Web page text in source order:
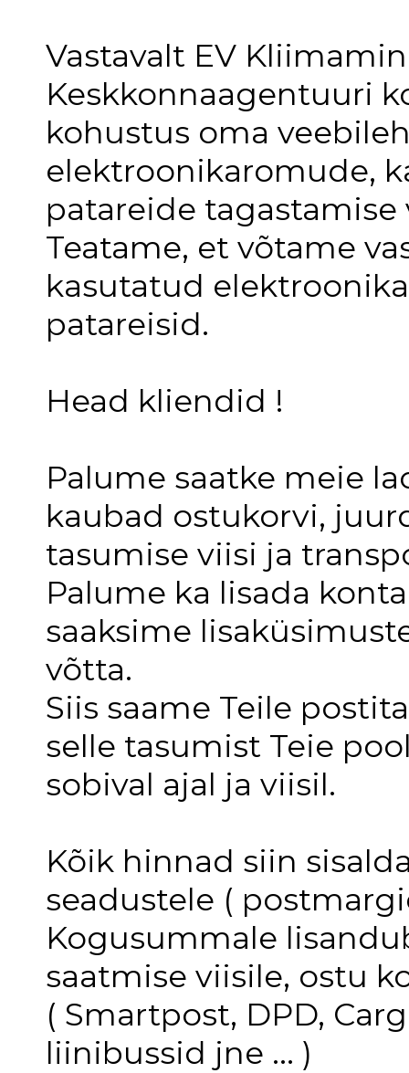
Vastavalt EV
Keskkonnaagentuuri
kohustus oma
elektroonikaromude,
patareide
Teatame, et võtame
kasutatud
patareisid.
Head kliendid !
Palume saatke meie
kaubad ostukorvi,
tasumise viisi ja
Palume ka lisada
saaksime
võtta.
Siis saame Teile
selle tasumist Teie
sobival ajal ja viisil.
Kõik hinnad siin
seadustele (
Kogusummale
saatmise viisile, ostu
( Smartpost, DPD,
liinibussid jne ... )